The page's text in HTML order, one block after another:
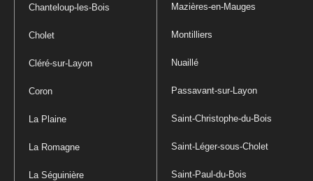
Chanteloup-les-Bois
Cholet
Cléré-sur-Layon
Coron
La Plaine
La Romagne
La Séguinière
Mazières-en-Mauges
Montilliers
Nuaillé
Passavant-sur-Layon
Saint-Christophe-du-Bois
Saint-Léger-sous-Cholet
Saint-Paul-du-Bois